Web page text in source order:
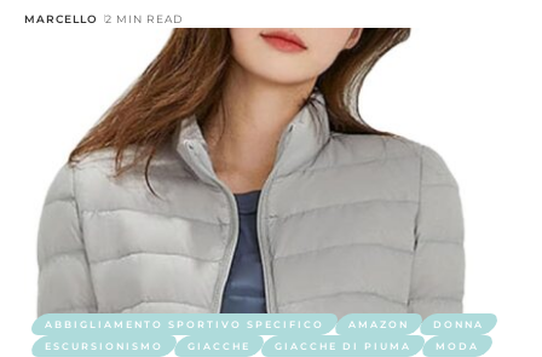
MARCELLO 2 MIN READ
ABBIGLIAMENTO SPORTIVO SPECIFICO AMAZON
DONNA
ESCURSIONISMO
GIACCHE GIACCHE DI PIUMA MODA